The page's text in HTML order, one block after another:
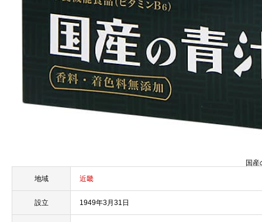
国産
地域
近畿
設立 1949年3月31日